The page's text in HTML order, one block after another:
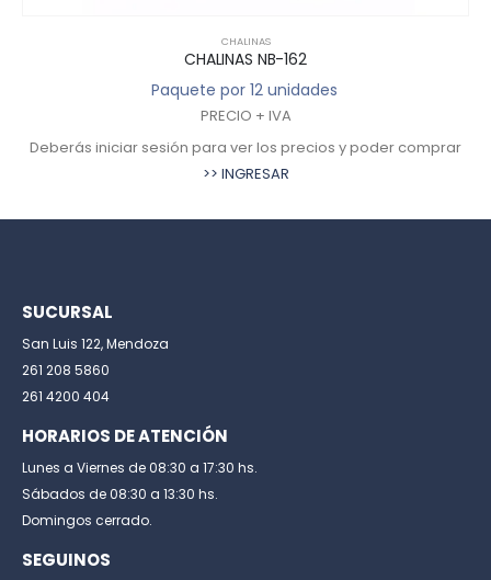
CHALINAS
CHALINAS NB-162
Paquete por 12 unidades
PRECIO + IVA
Deberás iniciar sesión para ver los precios y poder comprar
>> INGRESAR
SUCURSAL
San Luis 122, Mendoza
261 208 5860
261 4200 404
HORARIOS DE ATENCIÓN
Lunes a Viernes de 08:30 a 17:30 hs.
Sábados de 08:30 a 13:30 hs.
Domingos cerrado.
SEGUINOS